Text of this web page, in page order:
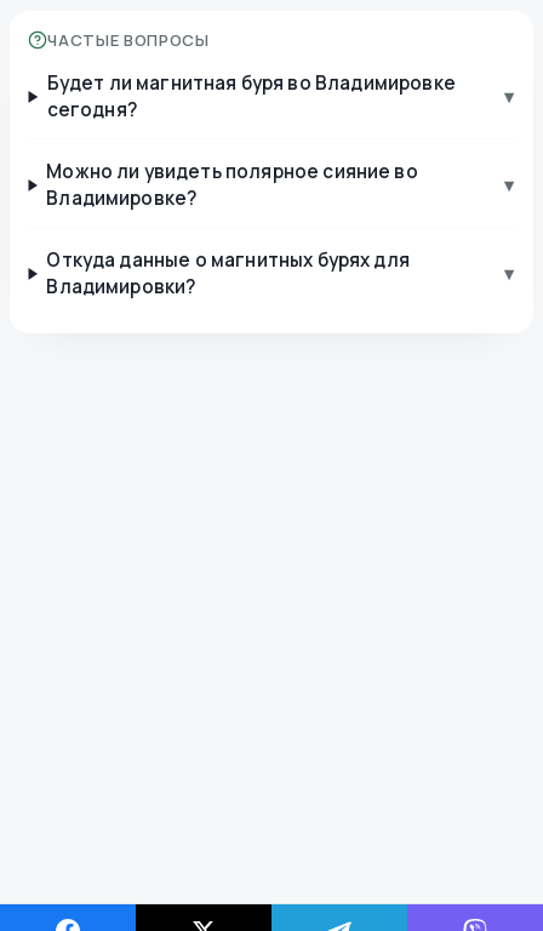
ЧАСТЫЕ ВОПРОСЫ
Будет ли магнитная буря во Владимировке
сегодня?
▾
Можно ли увидеть полярное сияние во
Владимировке?
▾
Откуда данные о магнитных бурях для
Владимировки?
▾